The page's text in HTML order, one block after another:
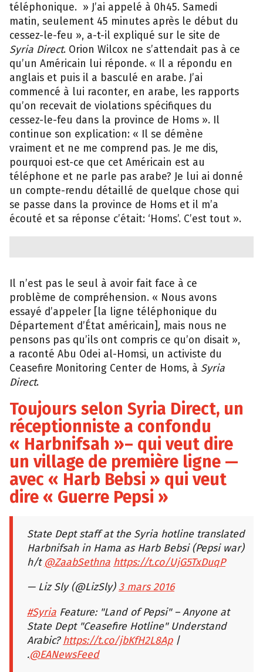
téléphonique. » J’ai appelé à 0h45. Samedi
matin, seulement 45 minutes après le début du
cessez-le-feu », a-t-il expliqué sur le site de
Syria Direct. Orion Wilcox ne s’attendait pas à ce
qu’un Américain lui réponde. « Il a répondu en
anglais et puis il a basculé en arabe. J’ai
commencé à lui raconter, en arabe, les rapports
qu’on recevait de violations spécifiques du
cessez-le-feu dans la province de Homs ». Il
continue son explication: « Il se démène
vraiment et ne me comprend pas. Je me dis,
pourquoi est-ce que cet Américain est au
téléphone et ne parle pas arabe? Je lui ai donné
un compte-rendu détaillé de quelque chose qui
se passe dans la province de Homs et il m’a
écouté et sa réponse c’était: ‘Homs’. C’est tout ».
Il n’est pas le seul à avoir fait face à ce
problème de compréhension. « Nous avons
essayé d’appeler [la ligne téléphonique du
Département d’État américain] , mais nous ne
pensons pas qu’ils ont compris ce qu’on disait »,
a raconté Abu Odei al-Homsi, un activiste du
Ceasefire Monitoring Center de Homs, à Syria
Direct.
Toujours selon Syria Direct, un
réceptionniste a confondu
« Harbnifsah »– qui veut dire
un village de première ligne —
avec « Harb Bebsi » qui veut
dire « Guerre Pepsi »
State Dept staff at the Syria hotline translated
Harbnifsah in Hama as Harb Bebsi (Pepsi war)
h/t @ZaabSethna https://t.co/UjG5TxDuqP
— Liz Sly (@LizSly)3 mars 2016
#Syria Feature: "Land of Pepsi" – Anyone at
State Dept "Ceasefire Hotline" Understand
Arabic?https://t.co/jbKfH2L8Ap|
.@EANewsFeed